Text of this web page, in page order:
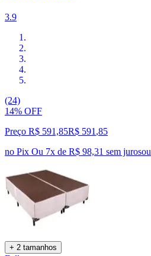
3.9
(24)
14% OFF
Preço R$ 591,85R$ 591 ,85
no Pix Ou 7x de R$ 98,31 sem jurosou
+ 2 tamanhos